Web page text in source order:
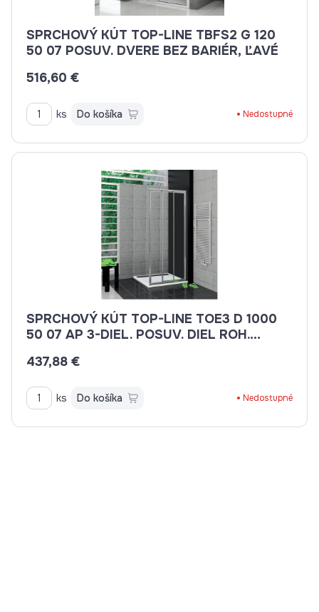
SPRCHOVÝ KÚT TOP-LINE TBFS2 G 120
50 07 POSUV. DVERE BEZ BARIÉR, ĽAVÉ
516,60 €
ks Do košíka Nedostupné
SPRCHOVÝ KÚT TOP-LINE TOE3 D 1000
50 07 AP 3-DIEL. POSUV. DIEL ROH.
437,88 €
ks Do košíka Nedostupné